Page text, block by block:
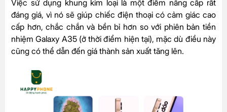
Việc sử dụng khung kim loại là một điểm nâng cấp rất
đáng giá, vì nó sẽ giúp chiếc điện thoại có cảm giác cao
cấp hơn, chắc chắn và bền bỉ hơn so với phiên bản tiền
nhiệm Galaxy A35 (ở thời điểm hiện tại), mặc dù điều này
cũng có thể dẫn đến giá thành sản xuất tăng lên.